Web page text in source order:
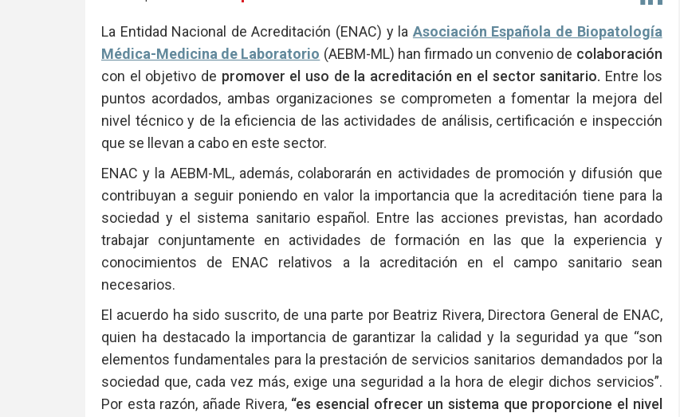
en
La Entidad Nacional de Acreditación (ENAC) y la Asociación Española de Biopatología
Médica-Medicina de Laboratorio (AEBM-ML) han firmado un convenio de colaboración
con el objetivo de promover el uso de la acreditación en el sector sanitario. Entre los
puntos acordados, ambas organizaciones se comprometen a fomentar la mejora del
nivel técnico y de la eficiencia de las actividades de análisis, certificación e inspección
que se llevan a cabo en este sector.
ENAC y la AEBM-ML, además, colaborarán en actividades de promoción y difusión que
contribuyan a seguir poniendo en valor la importancia que la acreditación tiene para la
sociedad y el sistema sanitario español. Entre las acciones previstas, han acordado
trabajar conjuntamente en actividades de formación en las que la experiencia y
conocimientos de ENAC relativos a la acreditación en el campo sanitario sean
necesarios.
El acuerdo ha sido suscrito, de una parte por Beatriz Rivera, Directora General de ENAC,
quien ha destacado la importancia de garantizar la calidad y la seguridad ya que “son
elementos fundamentales para la prestación de servicios sanitarios demandados por la
sociedad que, cada vez más, exige una seguridad a la hora de elegir dichos servicios”.
Por esta razón, añade Rivera,“es esencial ofrecer un sistema que proporcione el nivel